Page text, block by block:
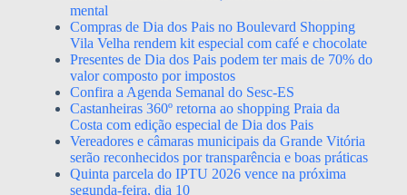
mental
Compras de Dia dos Pais no Boulevard Shopping
Vila Velha rendem kit especial com café e chocolate
Presentes de Dia dos Pais podem ter mais de 70% do
valor composto por impostos
Confira a Agenda Semanal do Sesc-ES
Castanheiras 360º retorna ao shopping Praia da
Costa com edição especial de Dia dos Pais
Vereadores e câmaras municipais da Grande Vitória
serão reconhecidos por transparência e boas práticas
Quinta parcela do IPTU 2026 vence na próxima
segunda-feira, dia 10